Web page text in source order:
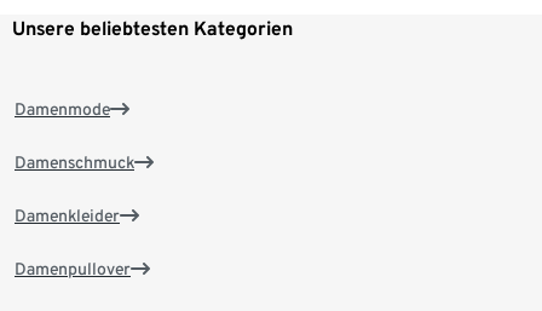
Unsere beliebtesten Kategorien
Damenmode
Damenschmuck
Damenkleider
Damenpullover